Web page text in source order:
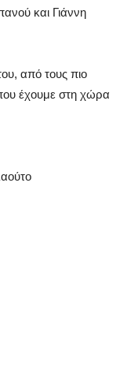
και Γιάννη
από τους πιο
έχουμε στη χώρα